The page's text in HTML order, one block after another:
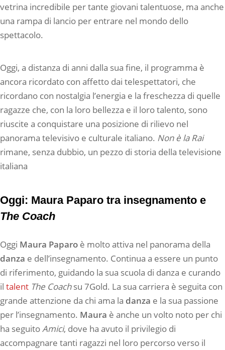
vetrina incredibile per tante giovani talentuose, ma anche
una rampa di lancio per entrare nel mondo dello
spettacolo.
Oggi, a distanza di anni dalla sua fine, il programma è
ancora ricordato con affetto dai telespettatori, che
ricordano con nostalgia l’energia e la freschezza di quelle
ragazze che, con la loro bellezza e il loro talento, sono
riuscite a conquistare una posizione di rilievo nel
panorama televisivo e culturale italiano. Non è la Rai
rimane, senza dubbio, un pezzo di storia della televisione
italiana
Oggi: Maura Paparo tra insegnamento e
The Coach
Oggi Maura Paparo è molto attiva nel panorama della
danza e dell’insegnamento. Continua a essere un punto
di riferimento, guidando la sua scuola di danza e curando
il talent The Coachsu 7Gold. La sua carriera è seguita con
grande attenzione da chi ama la danza e la sua passione
per l’insegnamento. Maura è anche un volto noto per chi
ha seguitoAmici, dove ha avuto il privilegio di
accompagnare tanti ragazzi nel loro percorso verso il